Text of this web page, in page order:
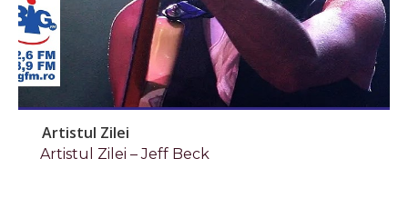
Artistul Zilei
Artistul Zilei – Jeff Beck